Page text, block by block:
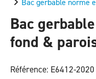
Bac
fond &
Référence: E6412-2020